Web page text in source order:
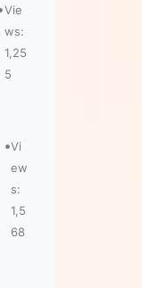
Vie
ws:
1,25
5
Vi
ew
s:
1,5
68